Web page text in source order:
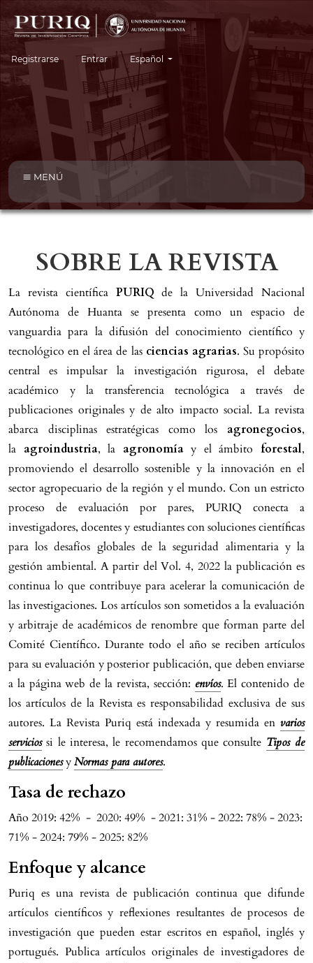
Registrarse Entrar Cambiar el idioma. El idioma actual es:
Español
MENÚ
SOBRE LA REVISTA
La revista científica PURIQ de la Universidad Nacional
Autónoma de Huanta se presenta como un espacio de
vanguardia para la difusión del conocimiento científico y
tecnológico en el área de las ciencias agrarias. Su propósito
central es impulsar la investigación rigurosa, el debate
académico y la transferencia tecnológica a través de
publicaciones originales y de alto impacto social. La revista
abarca disciplinas estratégicas como los agronegocios,
la agroindustria, la agronomíay el ámbitoforestal,
promoviendo el desarrollo sostenible y la innovación en el
sector agropecuario de la región y el mundo. Con un estricto
proceso de evaluación por pares, PURIQ conecta a
investigadores, docentes y estudiantes con soluciones científicas
para los desafíos globales de la seguridad alimentaria y la
gestión ambiental. A partir del Vol. 4, 2022 la publicación es
continua lo que contribuye para acelerar la comunicación de
las investigaciones. Los artículos son sometidos a la evaluación
y arbitraje de académicos de renombre que forman parte del
Comité Científico. Durante todo el año se reciben artículos
para su evaluación y posterior publicación, que deben enviarse
a la página web de la revista, sección: envíos. El contenido de
los artículos de la Revista es responsabilidad exclusiva de sus
autores. La Revista Puriq está indexada y resumida en varios
serviciossi le interesa, le recomendamos que consulte Tipos de
publicacionesyNormas para autores.
Tasa de rechazo
Año 2019: 42% - 2020: 49% - 2021: 31% - 2022: 78% - 2023:
71% - 2024: 79% - 2025: 82%
Enfoque y alcance
Puriq es una revista de publicación continua que difunde
artículos científicos y reflexiones resultantes de procesos de
investigación que pueden estar escritos en español, inglés y
portugués. Publica artículos originales de investigadores de